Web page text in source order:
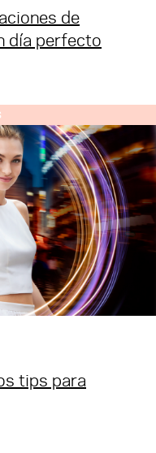
de
día perfecto
tips para